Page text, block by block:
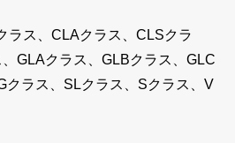
ラス、CLAクラス、CLSクラ
GLAクラス、GLBクラス、GLC
クラス、SLクラス、Sクラス、V